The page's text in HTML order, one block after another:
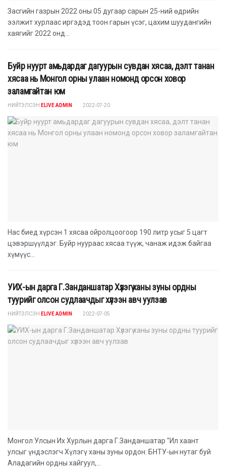
Засгийн газрын 2022 оны 05 дугаар сарын 25-ний өдрийн
ээлжит хурлаас иргэдэд тоон гарын үсэг, цахим шуудангийн
хаягийг 2022 онд...
Буйр нуурт амьдардаг дагуурын сувдан хясаа, дэлт танан
хясаа нь Монгол орны улаан номонд орсон ховор
заламгайтан юм
НИЙТЭЛСЭН ELIVE ADMIN 2022-07-20
Нас биед хүрсэн 1 хясаа ойролцоогоор 190 литр усыг 5 цагт
цэвэршүүлдэг. Буйр нуураас хясаа түүж, чанаж идэж байгаа
хүмүүс...
УИХ-ын дарга Г.Занданшатар Хүлэгү ханы зуны ордны
туурийг олсон судлаачдыг хүлээн авч уулзав
НИЙТЭЛСЭН ELIVE ADMIN 2022-07-05
Монгол Улсын Их Хурлын дарга Г.Занданшатар "Ил хаант
улсыг үндэслэгч Хүлэгү ханы зуны ордон: БНТУ-ын нутаг буй
Аладагийн ордны хайгуул,...